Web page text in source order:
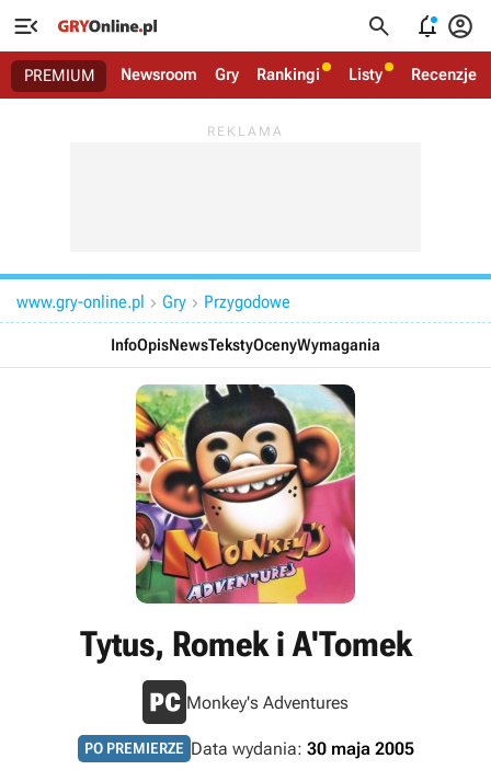
   
PREMIUM Newsroom Gry Rankingi Listy Recenzje
www.gry-online.pl  Gry  Przygodowe
InfoOpisNewsTekstyOcenyWymagania
Tytus, Romek i A'Tomek
Monkey's Adventures
PO PREMIERZE Data wydania: 30 maja 2005